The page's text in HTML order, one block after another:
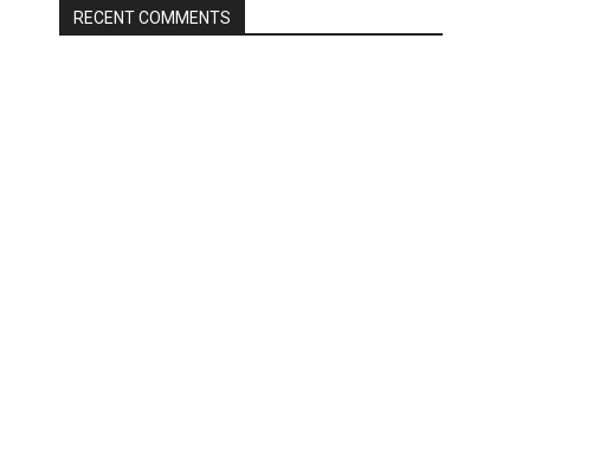
RECENT COMMENTS